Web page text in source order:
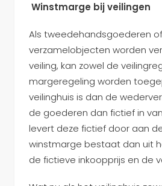
Winstmarge bij veilingen
Als tweedehandsgoederen
verzamelobjecten worden
veiling, kan zowel de
margeregeling worden
veilinghuis is dan de
de goederen dan fictief in
levert deze fictief door aan
winstmarge bestaat dan uit
de fictieve inkoopprijs en de